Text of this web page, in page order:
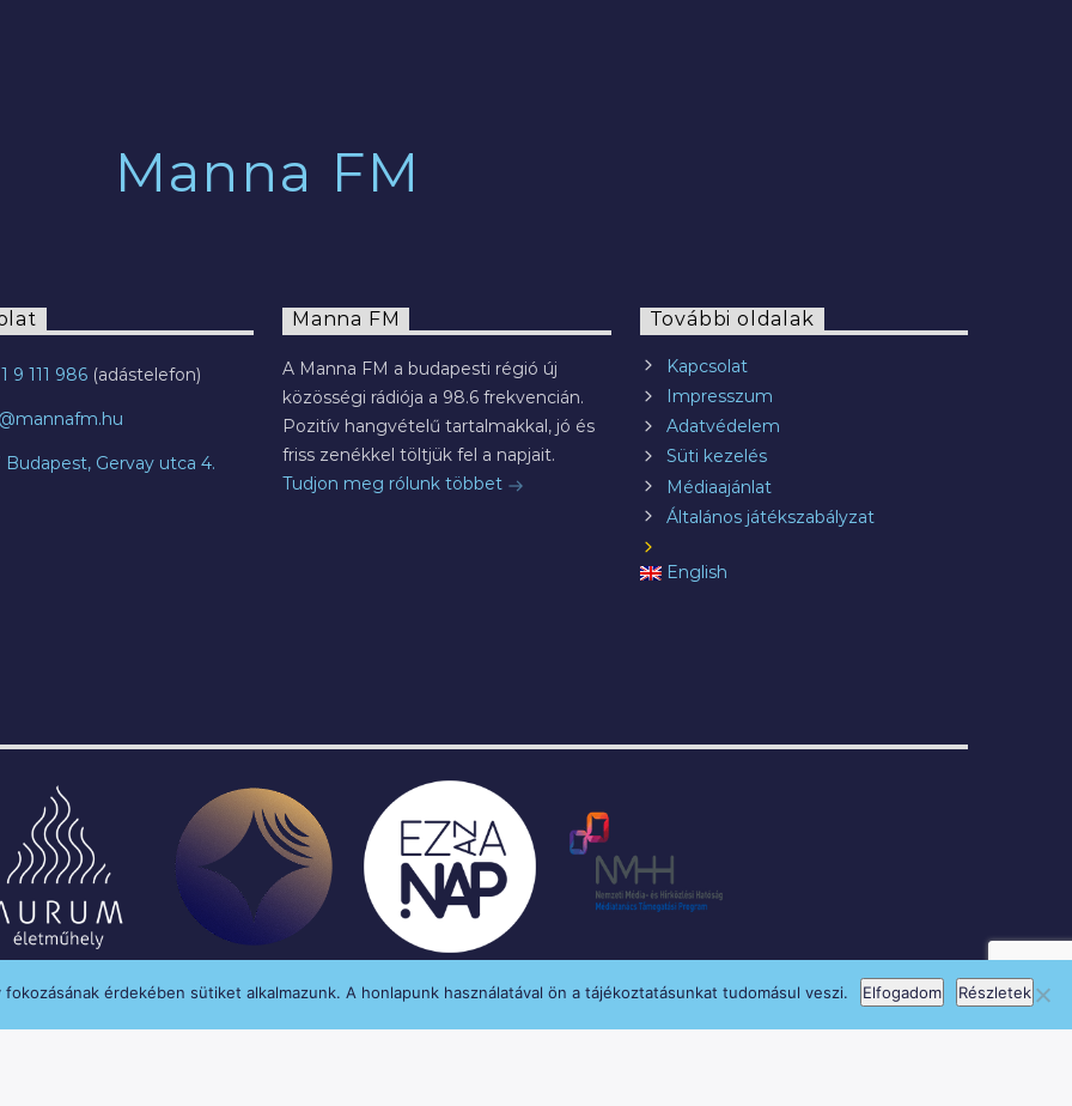
Manna FM
9 111 986
Budapest, Gervay utca 4.
Manna FM
A Manna FM a budapesti régió új
közösségi rádiója a 98.6 frekvencián.
Pozitív hangvételű tartalmakkal, jó és
friss zenékkel töltjük fel a napjait.
Tudjon meg rólunk többet
További oldalak
Kapcsolat
Impresszum
Adatvédelem
Süti kezelés
Médiaajánlat
Általános játékszabályzat
English
érdekében sütiket alkalmazunk. A honlapunk használatával ön a tájékoztatásunkat tudomásul veszi. Elfogadom Részletek